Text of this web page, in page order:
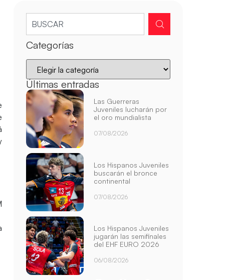
Categorías
Últimas entradas
Las Guerreras
Juveniles lucharán por
el oro mundialista
07/08/2026
Los Hispanos Juveniles
buscarán el bronce
continental
07/08/2026
Los Hispanos Juveniles
jugarán las semifinales
del EHF EURO 2026
06/08/2026